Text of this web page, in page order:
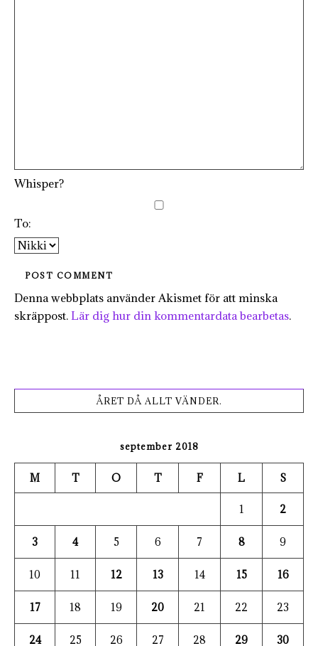
Whisper?
To:
Denna webbplats använder Akismet för att minska
skräppost. Lär dig hur din kommentardata bearbetas.
ÅRET DÅ ALLT VÄNDER.
september 2018
M T O T F L S
1 2
3 4 5 6 7 8 9
10 11 12 13 14 15 16
17 18 19 20 21 22 23
24 25 26 27 28 29 30